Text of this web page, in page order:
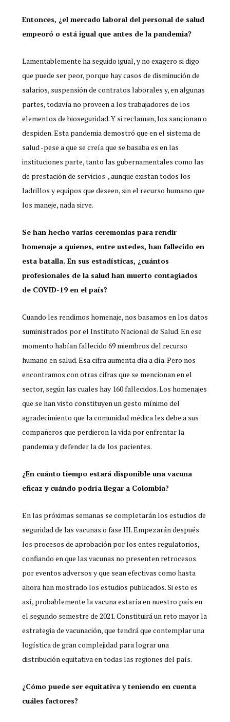
Entonces, ¿el mercado laboral del personal de salud
empeoró o está igual que antes de la pandemia?
Lamentablemente ha seguido igual, y no exagero si digo
que puede ser peor, porque hay casos de disminución de
salarios, suspensión de contratos laborales y, en algunas
partes, todavía no proveen a los trabajadores de los
elementos de bioseguridad. Y si reclaman, los sancionan o
despiden. Esta pandemia demostró que en el sistema de
salud -pese a que se creía que se basaba es en las
instituciones parte, tanto las gubernamentales como las
de prestación de servicios-, aunque existan todos los
ladrillos y equipos que deseen, sin el recurso humano que
los maneje, nada sirve.
Se han hecho varias ceremonias para rendir
homenaje a quienes, entre ustedes, han fallecido en
esta batalla. En sus estadísticas, ¿cuántos
profesionales de la salud han muerto contagiados
de COVID-19 en el país?
Cuando les rendimos homenaje, nos basamos en los datos
suministrados por el Instituto Nacional de Salud. En ese
momento habían fallecido 69 miembros del recurso
humano en salud. Esa cifra aumenta día a día. Pero nos
encontramos con otras cifras que se mencionan en el
sector, según las cuales hay 160 fallecidos. Los homenajes
que se han visto constituyen un gesto mínimo del
agradecimiento que la comunidad médica les debe a sus
compañeros que perdieron la vida por enfrentar la
pandemia y defender la de los pacientes.
¿En cuánto tiempo estará disponible una vacuna
eficaz y cuándo podría llegar a Colombia?
En las próximas semanas se completarán los estudios de
seguridad de las vacunas o fase III. Empezarán después
los procesos de aprobación por los entes regulatorios,
confiando en que las vacunas no presenten retrocesos
por eventos adversos y que sean efectivas como hasta
ahora han mostrado los estudios publicados. Si esto es
así, probablemente la vacuna estaría en nuestro país en
el segundo semestre de 2021. Constituirá un reto mayor la
estrategia de vacunación, que tendrá que contemplar una
logística de gran complejidad para lograr una
distribución equitativa en todas las regiones del país.
¿Cómo puede ser equitativa y teniendo en cuenta
cuáles factores?